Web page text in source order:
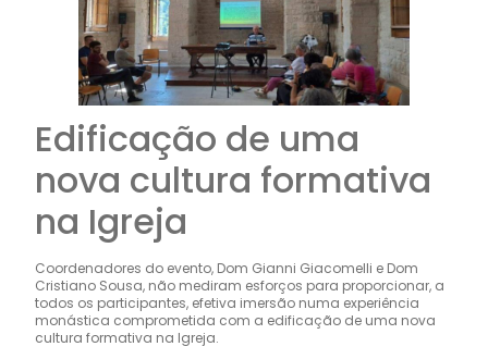
Edificação de uma
nova cultura formativa
na Igreja
Coordenadores do evento, Dom Gianni Giacomelli e Dom
Cristiano Sousa, não mediram esforços para proporcionar, a
todos os participantes, efetiva imersão numa experiência
monástica comprometida com a edificação de uma nova
cultura formativa na Igreja.